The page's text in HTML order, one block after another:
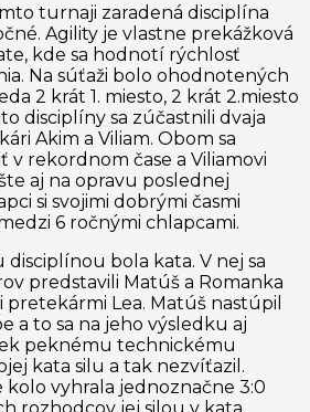
turnaji zaradená disciplína
Agility je vlastne prekážková
kde sa hodnotí rýchlosť
Na súťaži bolo ohodnotených
2 krát 1. miesto, 2 krát 2.miesto
disciplíny sa zúčastnili dvaja
Akim a Viliam. Obom sa
v rekordnom čase a Viliamovi
aj na opravu poslednej
si svojimi dobrými časmi
6 ročnými chlapcami.
bola kata. V nej sa
predstavili Matúš a Romanka
pretekármi Lea. Matúš nastúpil
a to sa na jeho výsledku aj
peknému technickému
kata silu a tak nezvíťazil.
kolo vyhrala jednoznačne 3:0